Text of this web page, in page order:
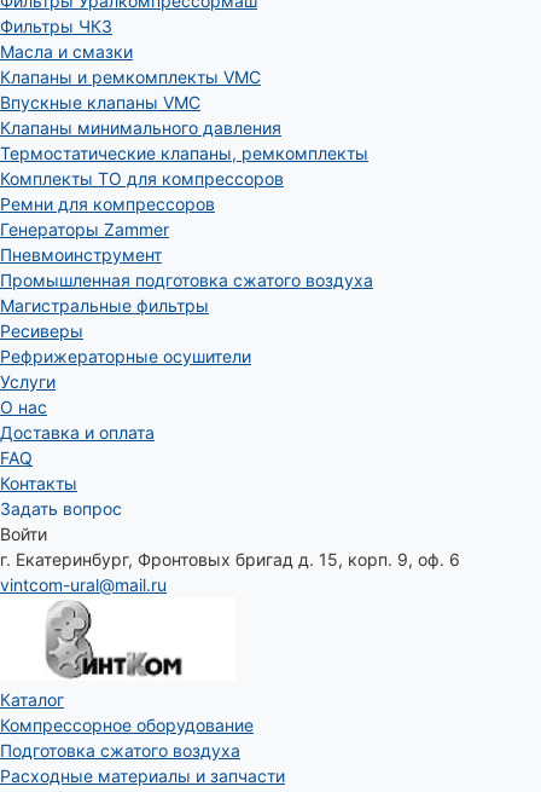
Фильтры ЧКЗ
Масла и смазки
Клапаны и ремкомплекты VMC
Впускные клапаны VMC
Клапаны минимального давления
Термостатические клапаны, ремкомплекты
Комплекты ТО для компрессоров
Ремни для компрессоров
Генераторы Zammer
Пневмоинструмент
Промышленная подготовка сжатого воздуха
Магистральные фильтры
Ресиверы
Рефрижераторные осушители
Услуги
О нас
Доставка и оплата
FAQ
Контакты
Задать вопрос
Войти
г. Екатеринбург, Фронтовых бригад д. 15, корп. 9, оф. 6
vintcom-ural@mail.ru
Каталог
Компрессорное оборудование
Подготовка сжатого воздуха
Расходные материалы и запчасти